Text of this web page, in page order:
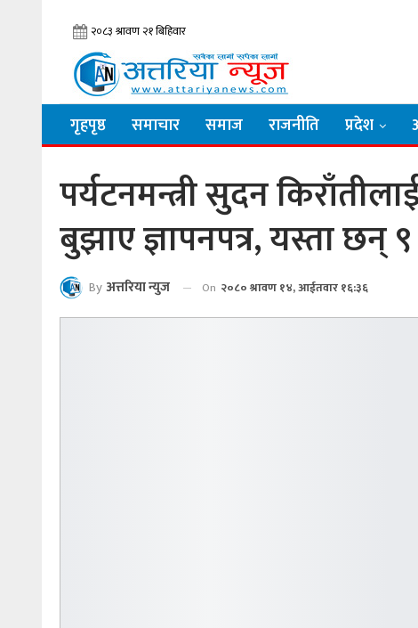
गृहपृष्ठ समाचार समाज राजनीति प्रदेश
पर्यटनमन्त्री सुदन
बुझाए ज्ञापनपत्र, यस्ता छन्
By अत्तरिया न्युज On २०८० श्रावण १४, आईतवार १६:३६